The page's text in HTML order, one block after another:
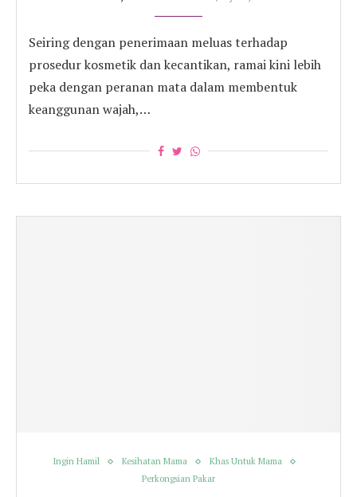
Seiring dengan penerimaan meluas terhadap
prosedur kosmetik dan kecantikan, ramai kini lebih
peka dengan peranan mata dalam membentuk
keanggunan wajah,…
Ingin Hamil Kesihatan Mama
Khas Untuk Mama
Perkongsian Pakar